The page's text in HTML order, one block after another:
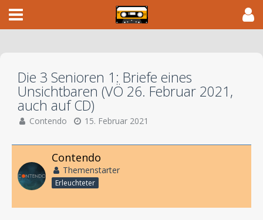
Die 3 Senioren 1: Briefe eines
Unsichtbaren (VÖ 26. Februar 2021,
auch auf CD)
Contendo 15. Februar 2021
Contendo
Themenstarter
Erleuchteter